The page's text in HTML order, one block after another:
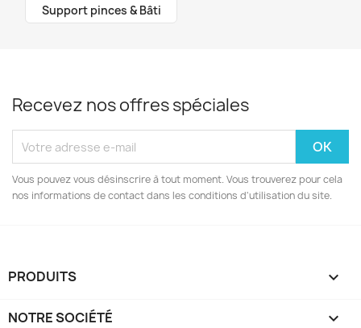
Support pinces & Bâti
Recevez nos offres spéciales
Vous pouvez vous désinscrire à tout moment. Vous trouverez pour cela
nos informations de contact dans les conditions d'utilisation du site.
PRODUITS 
NOTRE SOCIÉTÉ 